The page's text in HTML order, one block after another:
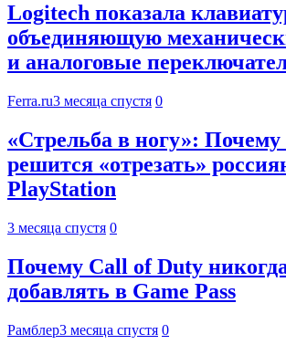
Logitech показала
объединяющую
и аналоговые
Ferra.ru3 месяца спустя 0
«Стрельба в ногу»: Почему
решится «отрезать»
PlayStation
3 месяца спустя 0
Почему Call of Duty
добавлять в Game Pass
Рамблер3 месяца спустя 0